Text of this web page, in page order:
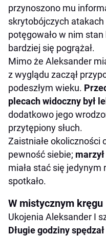
przynoszono mu
skrytobójczych
potęgowało w nim
bardziej się pogrążał.
Mimo że Aleksander
z wyglądu zaczął
podeszłym wieku.
plecach widoczny był
dodatkowo jego
przytępiony słuch.
Zaistniałe okoliczności
pewność siebie;
miała stać się
spotkało.
W mistycznym kręgu
Ukojenia Aleksander I
Długie godziny